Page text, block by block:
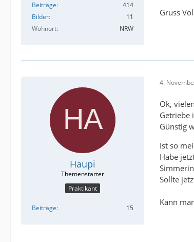
Beiträge
414
Bilder
11
Wohnort
NRW
Gruss
Haupi
Praktikant
Beiträge 15
4.
Ok,
Getriebe
Günstig
Ist so
Habe
Sollte
Kann